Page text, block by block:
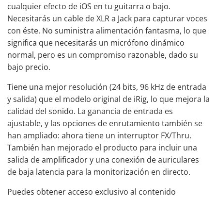
cualquier efecto de iOS en tu guitarra o bajo.
Necesitarás un cable de XLR a Jack para capturar voces
con éste. No suministra alimentación fantasma, lo que
significa que necesitarás un micrófono dinámico
normal, pero es un compromiso razonable, dado su
bajo precio.
Tiene una mejor resolución (24 bits, 96 kHz de entrada
y salida) que el modelo original de iRig, lo que mejora la
calidad del sonido. La ganancia de entrada es
ajustable, y las opciones de enrutamiento también se
han ampliado: ahora tiene un interruptor FX/Thru.
También han mejorado el producto para incluir una
salida de amplificador y una conexión de auriculares
de baja latencia para la monitorización en directo.
Puedes obtener acceso exclusivo al contenido